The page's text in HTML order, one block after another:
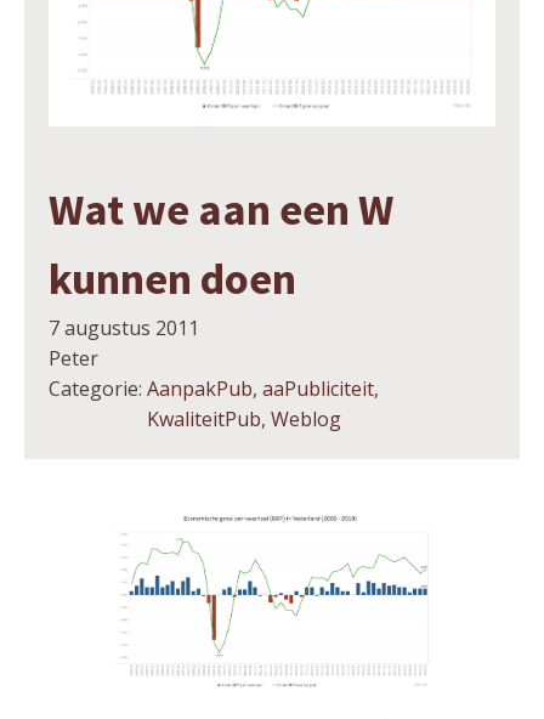
Wat we aan een W
kunnen doen
7 augustus 2011
Peter
Categorie: AanpakPub, aaPubliciteit,
KwaliteitPub, Weblog